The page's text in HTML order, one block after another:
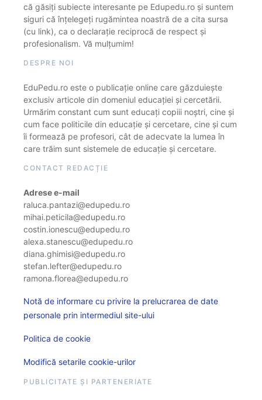
că găsiți subiecte interesante pe Edupedu.ro și suntem
siguri că înțelegeți rugămintea noastră de a cita sursa
(cu link), ca o declarație reciprocă de respect și
profesionalism. Vă mulțumim!
DESPRE NOI
EduPedu.ro este o publicație online care găzduiește
exclusiv articole din domeniul educației și cercetării.
Urmărim constant cum sunt educați copiii noștri, cine și
cum face politicile din educație și cercetare, cine și cum
îi formează pe profesori, cât de adecvate la lumea în
care trăim sunt sistemele de educație și cercetare.
CONTACT REDACȚIE
Adrese e-mail
raluca.pantazi@edupedu.ro
mihai.peticila@edupedu.ro
costin.ionescu@edupedu.ro
alexa.stanescu@edupedu.ro
diana.ghimisi@edupedu.ro
stefan.lefter@edupedu.ro
ramona.florea@edupedu.ro
Notă de informare cu privire la prelucrarea de date
personale prin intermediul site-ului
Politica de cookie
Modifică setarile cookie-urilor
PUBLICITATE ȘI PARTENERIATE